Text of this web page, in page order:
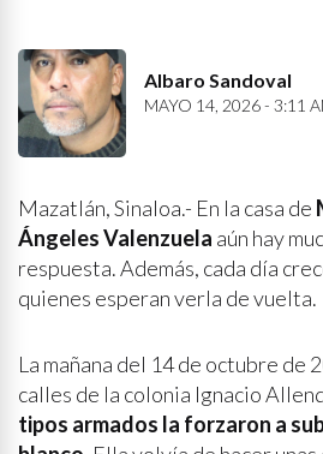
Albaro Sandoval
MAYO 14, 2026 - 3:11
Mazatlán, Sinaloa.- En la casa de
Ángeles Valenzuela aún hay
respuesta. Además, cada día
quienes esperan verla de vuelta.
La mañana del 14 de octubre de
calles de la colonia Ignacio
tipos armados la forzaron a